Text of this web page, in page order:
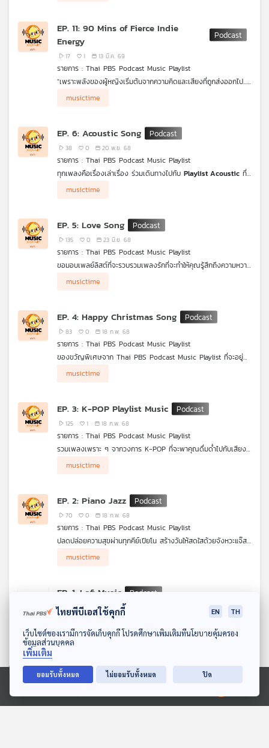
เอส
ดาวน์โหลด Thai PBS Podcast Application
Ⓒ 2020 องค์การกระจายเสียงและแพร่ภาพสาธารณะแห่งประเทศไทย
EP. 11: 90 Mins of Fierce Indie
Energy
17 1 13 มี.ค. 69
รายการ : Thai PBS Podcast Music Playlist
"เพราะพลังของผู้หญิงเริ่มต้นจากความคิดและเสียงที่ถูกส่งออกไป...
เหล่าตัวแม่ ตัวมัม กับแนวเพลง
musictime
EP. 6: Acoustic Song
38 0 20 พ.ย. 68
รายการ : Thai PBS Podcast Music Playlist
ทุกเพลงคือเรื่องเล่าเรื่อง ร่วมเดินทางไปกับ Playlist Acoustic ที่
เพลงเศร้าที่เคยปลอบโยนในคืนที่ฝนตก หรือเพลงที่ทำให้คุณหวน
เต็มที่ นี่ไม่ใช่แค่การฟังเพลง แต่คือการเปิดโอกาสให้หัวใจได้ทบทวน
และซึมซับทุกความรู้สึกที่เคยผ่านมา" กับ
Playlist
musictime
EP. 5: Love Song
135 0 23 มิ.ย. 68
รายการ : Thai PBS Podcast Music Playlist
ขอมอบเพลย์ลิสต์ที่จะรวบรวมเพลงรักที่จะทำให้คุณรู้สึกถึงความหวาน
musictime
EP. 4: Happy Christmas Song
83 0 18 ก.พ. 68
รายการ : Thai PBS Podcast Music Playlist
ของขวัญพิเศษจาก Thai PBS Podcast Music Playlist ที่จะอยู่
จะทำให้เทศกาลนี้มีเสน่ห์มากกว่าที่เคย
musictime
EP. 3: K-POP Playlist Music
125 1 18 ก.พ. 68
รายการ : Thai PBS Podcast Music Playlist
รวมเพลงเพราะ ๆ จากวงการ K-POP ที่จะพาคุณดื่มด่ำไปกับเสียง
musictime
EP. 2: Piano Jazz
70 0 18 ก.พ. 68
รายการ : Thai PBS Podcast Music Playlist
ปลดปล่อยความสุขผ่านทุกคีย์เปียโน สร้างวันให้สดใสด้วยจังหวะแจ๊ส
musictime
EP. 1: Lofi Music
18 ก.พ. 68
รายการ : Thai PBS Podcast Music Playlist
ปลุกพลังความคิดสร้างสรรค์ด้วย Lo-fi Playlist Music ที่จะทำให้ทุก
ๆ วัน ของคุณ เป็นวันที่สมบูรณ์แบบ และจะเป็นพื้นที่บนโลกออนไลน์
musictime
ไทยพีบีเอสใช้คุกกี้ EN TH
เว็บไซต์ของเรามีการจัดเก็บคุกกี้ โปรดศึกษาเพิ่มเติมที่นโยบายคุ้มครอง
ข้อมูลส่วนบุคคล
เพิ่มเติม
ยอมรับทั้งหมด ไม่ยอมรับทั้งหมด ปิด